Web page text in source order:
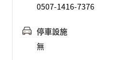
0507-1416-7376
停車設施
無